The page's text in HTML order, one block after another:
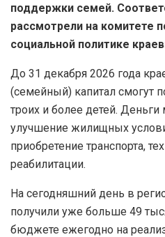
поддержки семей.
рассмотрели на комитете
социальной политике
До 31 декабря 2026 года
(семейный) капитал смогут
троих и более детей. Деньги
улучшение жилищных
приобретение транспорта,
реабилитации.
На сегодняшний день в
получили уже больше 49
бюджете ежегодно на